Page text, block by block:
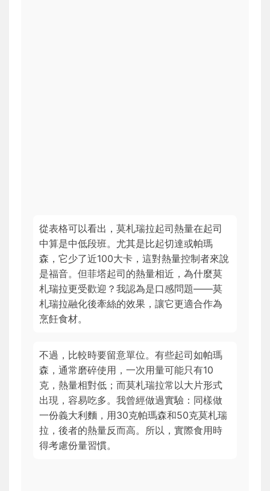
從表格可以看出，莫札瑞拉起司熱量在起司
中算是中低段班。尤其是比起切達或帕瑪
森，它少了近100大卡，這對熱量控制者來說
是福音。但菲塔起司的熱量相近，為什麼莫
札瑞拉更受歡迎？我認為是口感問題——莫
札瑞拉融化後牽絲的效果，讓它更適合作為
烹飪食材。
不過，比較時要留意單位。有些起司如帕瑪
森，通常磨碎使用，一次用量可能只有10
克，熱量相對低；而莫札瑞拉常以大片形式
出現，容易吃多。我曾經做過實驗：同樣做
一份義大利麵，用30克帕瑪森和50克莫札瑞
拉，後者的熱量反而高。所以，實際食用時
得考慮份量習慣。